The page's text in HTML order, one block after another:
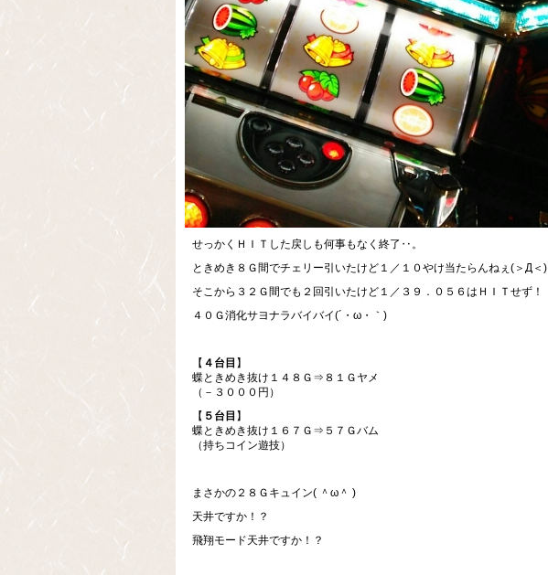
せっかくＨＩＴした戻しも何事もなく終了‥。
ときめき８Ｇ間でチェリー引いたけど１／１０やけ当たらんねぇ(＞Д＜)
そこから３２Ｇ間でも２回引いたけど１／３９．０５６はＨＩＴせず！
４０Ｇ消化サヨナラバイバイ(´・ω・｀)
【 ４台目 】
蝶ときめき抜け１４８Ｇ⇒８１Ｇヤメ
（－３０００円）
【 ５台目 】
蝶ときめき抜け１６７Ｇ⇒５７Ｇバム
（持ちコイン遊技）
まさかの２８Ｇキュイン( ＾ω＾ )
天井ですか！？
飛翔モード天井ですか！？